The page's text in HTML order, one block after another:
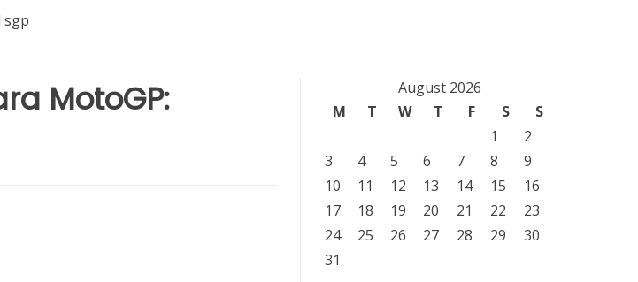
sgp
MotoGP:
August 2026
M
T W T F S
S
1
2
3
4 5 6 7 8
9
10
11 12 13 14 15
16
17
18 19 20 21 22
23
24
25 26 27 28 29
30
31